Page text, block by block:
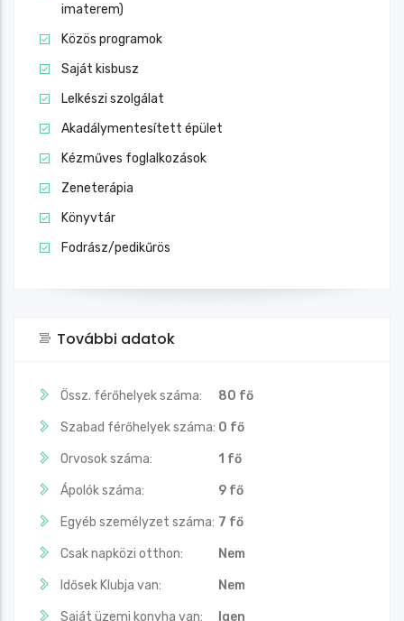
imaterem)
Közös programok
Saját kisbusz
Lelkészi szolgálat
Akadálymentesített épület
Kézműves foglalkozások
Zeneterápia
Könyvtár
Fodrász/pedikűrös
További adatok
Össz. férőhelyek száma: 80 fő
Szabad férőhelyek száma: 0 fő
Orvosok száma: 1 fő
Ápolók száma: 9 fő
Egyéb személyzet száma: 7 fő
Csak napközi otthon: Nem
Idősek Klubja van: Nem
Saját üzemi konyha van: Igen